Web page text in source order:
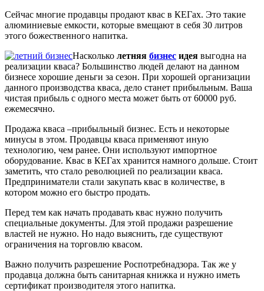
Сейчас многие продавцы продают квас в КЕГах. Это такие
алюминиевые емкости, которые вмещают в себя 30 литров
этого божественного напитка.
Насколько летняя бизнес идея выгодна на
реализации кваса? Большинство людей делают на данном
бизнесе хорошие деньги за сезон. При хорошей организации
данного производства кваса, дело станет прибыльным. Ваша
чистая прибыль с одного места может быть от 60000 руб.
ежемесячно.
Продажа кваса –прибыльный бизнес. Есть и некоторые
минусы в этом. Продавцы кваса применяют иную
технологию, чем ранее. Они используют импортное
оборудование. Квас в КЕГах хранится намного дольше. Стоит
заметить, что стало революцией по реализации кваса.
Предприниматели стали закупать квас в количестве, в
котором можно его быстро продать.
Перед тем как начать продавать квас нужно получить
специальные документы. Для этой продажи разрешение
властей не нужно. Но надо выяснить, где существуют
ограничения на торговлю квасом.
Важно получить разрешение Роспотребнадзора. Так же у
продавца должна быть санитарная книжка и нужно иметь
сертификат производителя этого напитка.